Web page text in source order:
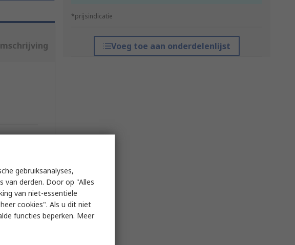
*prijsindicatie
Voeg toe aan onderdelenlijst
gebruiksanalyses,
van derden. Door op "Alles
van niet-essentiële
cookies". Als u dit niet
functies beperken. Meer